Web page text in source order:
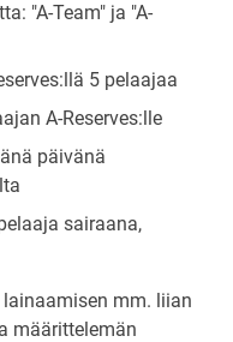
"A-Team" ja "A-
5 pelaajaa
A-Reserves:lle
päivänä
sairaana,
mm. liian
määrittelemän